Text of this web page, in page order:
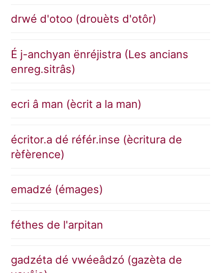
drwé d'otoo (drouèts d'otôr)
É j-anchyan ënréjistra (Les ancians
enreg.sitrâs)
ecri â man (ècrit a la man)
écritor.a dé référ.inse (ècritura de
rèfèrence)
emadzé (émages)
féthes de l'arpitan
gadzéta dé vwéeâdzó (gazèta de